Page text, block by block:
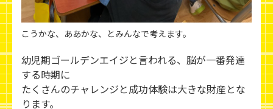
こうかな、ああかな、とみんなで考えます。
幼児期ゴールデンエイジと言われる、脳が一番発達
する時期に
たくさんのチャレンジと成功体験は大きな財産とな
ります。